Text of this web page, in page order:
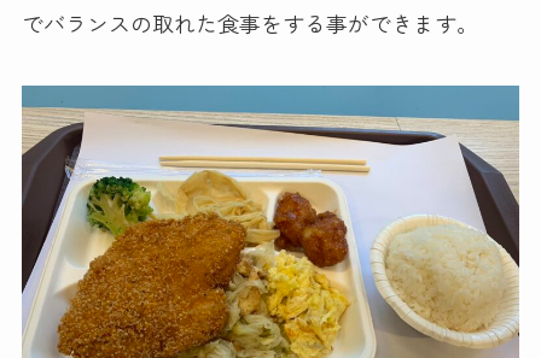
でバランスの取れた食事をする事ができます。